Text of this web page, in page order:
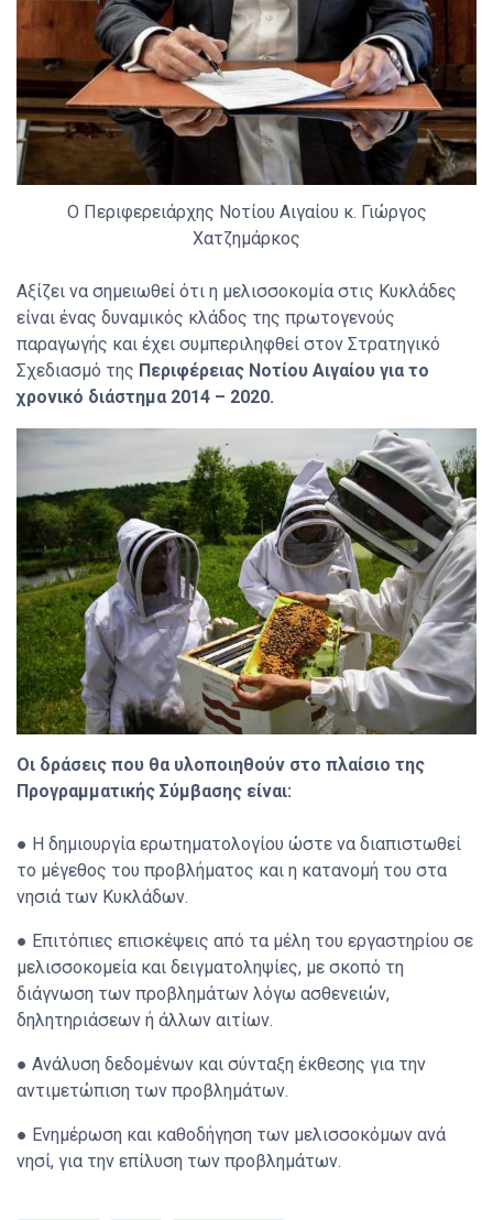
Ο Περιφερειάρχης Νοτίου Αιγαίου κ. Γιώργος
Χατζημάρκος
Αξίζει να σημειωθεί ότι η μελισσοκομία στις Κυκλάδες
είναι ένας δυναμικός κλάδος της πρωτογενούς
παραγωγής και έχει συμπεριληφθεί στον Στρατηγικό
Σχεδιασμό της Περιφέρειας Νοτίου Αιγαίου για το
χρονικό διάστημα 2014 – 2020.
Οι δράσεις που θα υλοποιηθούν στο πλαίσιο της
Προγραμματικής Σύμβασης είναι:
● Η δημιουργία ερωτηματολογίου ώστε να διαπιστωθεί
το μέγεθος του προβλήματος και η κατανομή του στα
νησιά των Κυκλάδων.
● Επιτόπιες επισκέψεις από τα μέλη του εργαστηρίου σε
μελισσοκομεία και δειγματοληψίες, με σκοπό τη
διάγνωση των προβλημάτων λόγω ασθενειών,
δηλητηριάσεων ή άλλων αιτίων.
● Ανάλυση δεδομένων και σύνταξη έκθεσης για την
αντιμετώπιση των προβλημάτων.
● Ενημέρωση και καθοδήγηση των μελισσοκόμων ανά
νησί, για την επίλυση των προβλημάτων.